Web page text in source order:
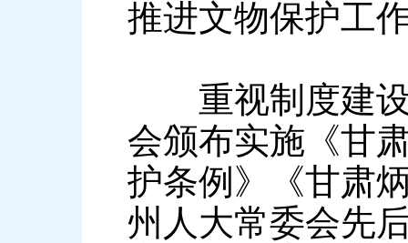
推进文物保护工
重视制度建设
会颁布实施《甘
护条例》《甘肃
州人大常委会先